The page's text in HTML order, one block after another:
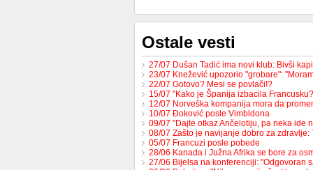
Ostale vesti
27/07 Dušan Tadić ima novi klub: Bivši
23/07 Knežević upozorio "grobare":
22/07 Gotovo? Mesi se povlači!?
15/07 "Kako je Španija izbacila
12/07 Norveška kompanija mora da
10/07 Đoković posle Vimbldona
09/07 "Dajte otkaz Ančelotiju, pa neka ide
08/07 Zašto je navijanje dobro za
05/07 Francuzi posle pobede
28/06 Kanada i Južna Afrika se bore za
27/06 Bijelsa na konferenciji: "Odgovoran